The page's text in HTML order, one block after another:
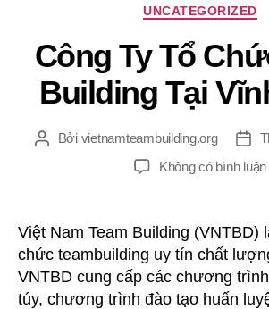
Chuyên
UNCATEGORIZED
Công Ty Tổ
Building Tại
TácBởi vietnamteambuilding.org
đăng
Không có bình luậnở
Việt Nam Team Building (VNTBD)
chức teambuilding uy tín chất
VNTBD cung cấp các chương
túy, chương trình đào tạo huấn